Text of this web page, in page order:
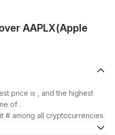
AAPLX(Apple
price is , and the highest
of .
# among all cryptocurrencies.